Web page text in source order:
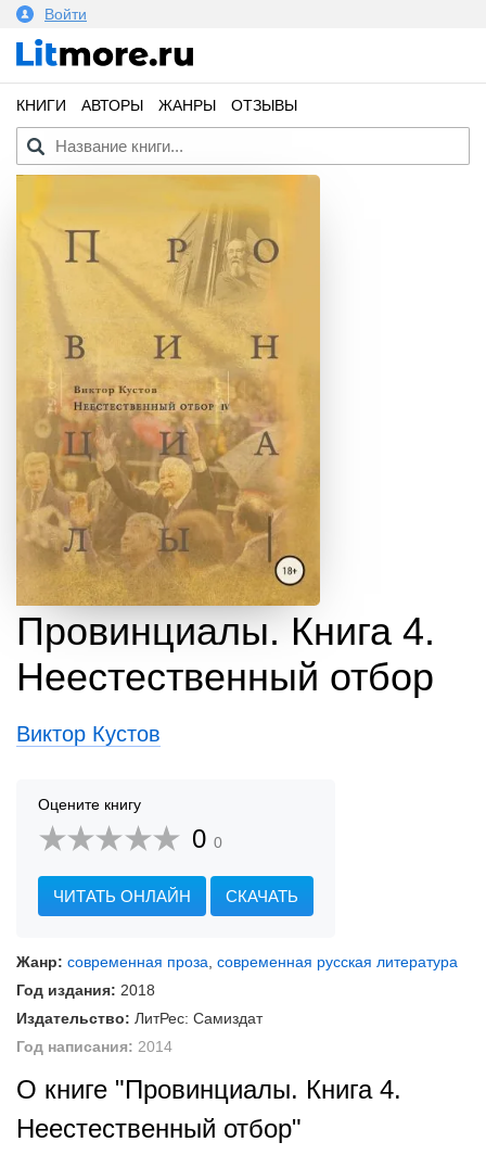
Войти
КНИГИ АВТОРЫ ЖАНРЫ ОТЗЫВЫ
Провинциалы. Книга 4.
Неестественный отбор
Виктор Кустов
Оцените книгу
0 0
ЧИТАТЬ ОНЛАЙН СКАЧАТЬ
Жанр: современная проза, современная русская литература
Год издания: 2018
Издательство: ЛитРес: Самиздат
Год написания: 2014
О книге "Провинциалы. Книга 4.
Неестественный отбор"